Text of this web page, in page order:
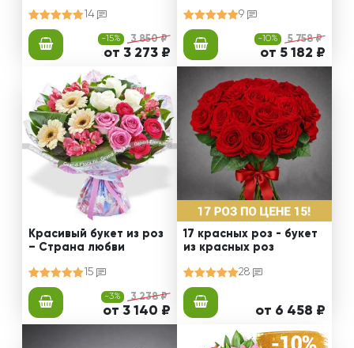
14
-15% 3 850 ₽
от 3 273 ₽
9
-10% 5 758 ₽
от 5 182 ₽
Красивый букет из роз
– Страна любви
15
-3% 3 238 ₽
от 3 140 ₽
17 красных роз - букет
из красных роз
28
от 6 458 ₽